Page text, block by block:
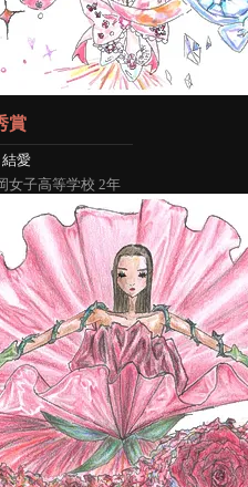
賞
愛
女子高等学校 2年